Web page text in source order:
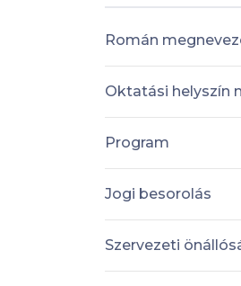
Román
Oktatási helyszín
Program
Jogi besorolás
Szervezeti